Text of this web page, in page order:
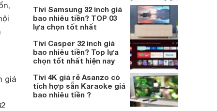
giá
Tivi Samsung 32 inch giá
bao nhiêu tiền? TOP 03
lựa chọn tốt nhất
Tivi Casper 32 inch giá
bao nhiêu tiền? Top lựa
chọn tốt nhất hiện nay
Tivi 4K giá rẻ Asanzo có
tích hợp sẵn Karaoke giá
bao nhiêu tiền ?